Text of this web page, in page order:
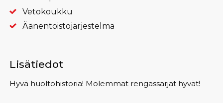
Vetokoukku
Äänentoistojärjestelmä
Lisätiedot
Hyvä huoltohistoria! Molemmat rengassarjat hyvät!